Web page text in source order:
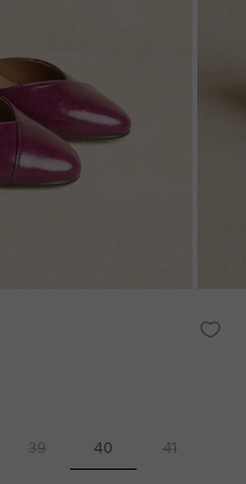
39 40 41